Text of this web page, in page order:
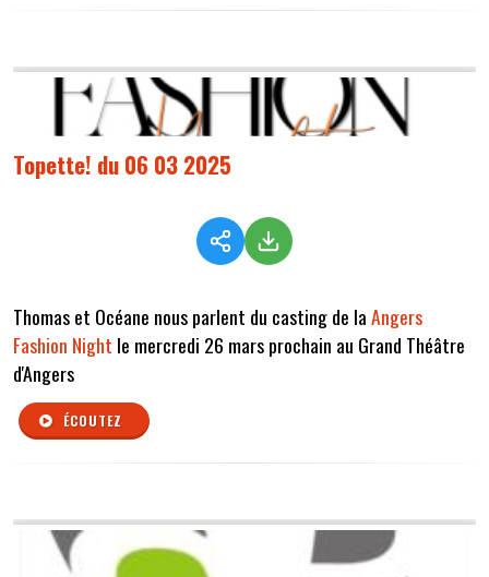
Topette! du 06 03 2025
Thomas et Océane nous parlent du casting de laAngers
Fashion Night le mercredi 26 mars prochain au Grand Théâtre
d'Angers
ÉCOUTEZ